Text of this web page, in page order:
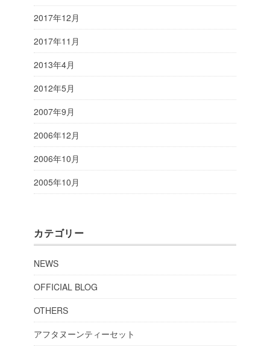
2017年12月
2017年11月
2013年4月
2012年5月
2007年9月
2006年12月
2006年10月
2005年10月
カテゴリー
NEWS
OFFICIAL BLOG
OTHERS
アフタヌーンティーセット